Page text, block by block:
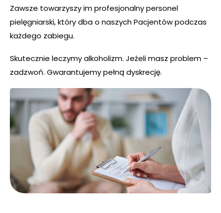
Zawsze towarzyszy im profesjonalny personel
pielęgniarski, który dba o naszych Pacjentów podczas
każdego zabiegu.
Skutecznie leczymy alkoholizm. Jeżeli masz problem –
zadzwoń. Gwarantujemy pełną dyskrecję.